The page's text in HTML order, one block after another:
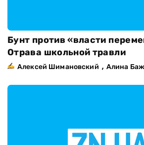
Бунт против «власти
Отрава школьной травли
Алексей Шимановский , Алина